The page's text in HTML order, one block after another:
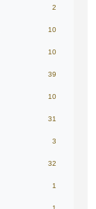
2
10
10
39
10
31
3
32
1